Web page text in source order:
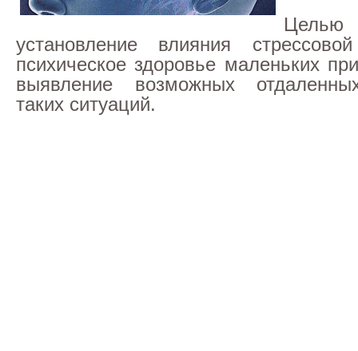
Целью
установление влияния
психическое здоровье маленьких
выявление возможных
таких ситуаций.